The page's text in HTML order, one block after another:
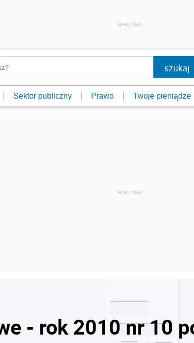
REKLAMA
Sektor publiczny Prawo Twoje pieniądze
- rok 2010 nr 10